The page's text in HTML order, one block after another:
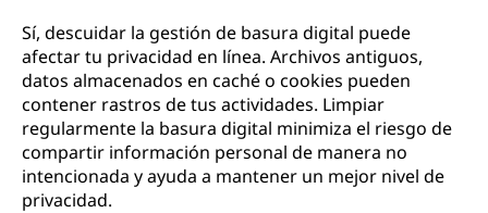
Sí, descuidar la gestión de basura digital puede
afectar tu privacidad en línea. Archivos antiguos,
datos almacenados en caché o cookies pueden
contener rastros de tus actividades. Limpiar
regularmente la basura digital minimiza el riesgo de
compartir información personal de manera no
intencionada y ayuda a mantener un mejor nivel de
privacidad.